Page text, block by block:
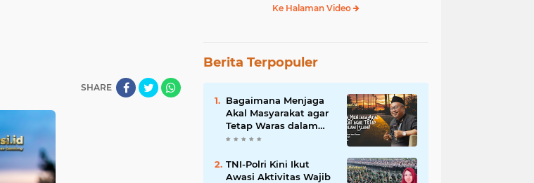
SHARE
Ke Halaman Video
Berita Terpopuler
Bagaimana Menjaga
Akal Masyarakat agar
Tetap Waras dalam
Islam?
TNI-Polri Kini Ikut
Awasi Aktivitas Wajib